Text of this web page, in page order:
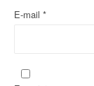
E-mail *